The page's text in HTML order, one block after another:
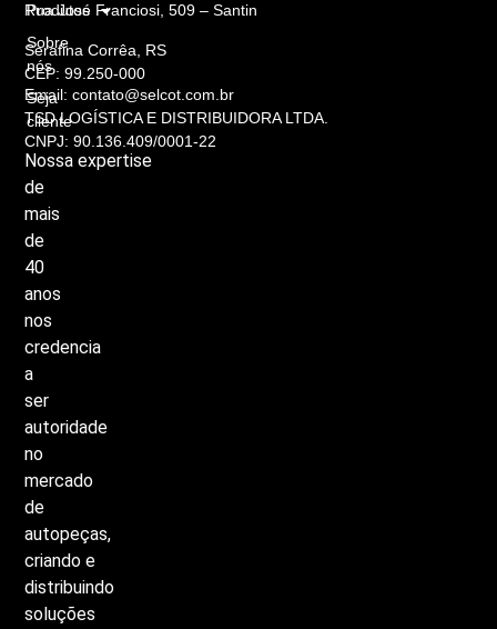
Nossaexpertise
de
mais
de
40
anos
nos
credencia
a
ser
autoridade
no
mercado
de
autopeças,
criando e
distribuindo
soluções
Produtos
Sobre
nós
Seja
cliente
Rua José Franciosi, 509 – Santin
Serafina Corrêa, RS
CEP: 99.250-000
Email: contato@selcot.com.br
TSD LOGÍSTICA E DISTRIBUIDORA LTDA.
CNPJ: 90.136.409/0001-22